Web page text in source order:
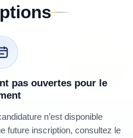
pas ouvertes pour le
n’est disponible
future inscription, consultez le